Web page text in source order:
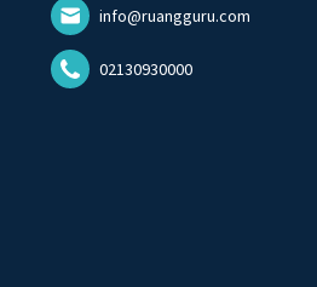
info@ruangguru.com
02130930000